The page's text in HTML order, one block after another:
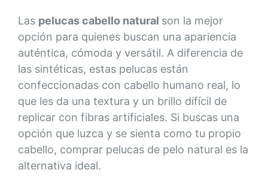
Las pelucas cabello natural son la mejor
opción para quienes buscan una apariencia
auténtica, cómoda y versátil. A diferencia de
las sintéticas, estas pelucas están
confeccionadas con cabello humano real, lo
que les da una textura y un brillo difícil de
replicar con fibras artificiales. Si buscas una
opción que luzca y se sienta como tu propio
cabello, comprar pelucas de pelo natural es la
alternativa ideal.